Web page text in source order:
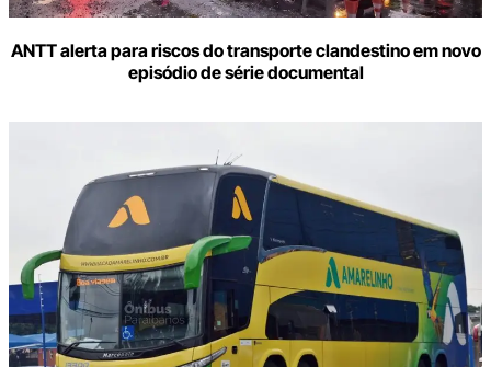
ANTT alerta para riscos do transporte clandestino em novo
episódio de série documental